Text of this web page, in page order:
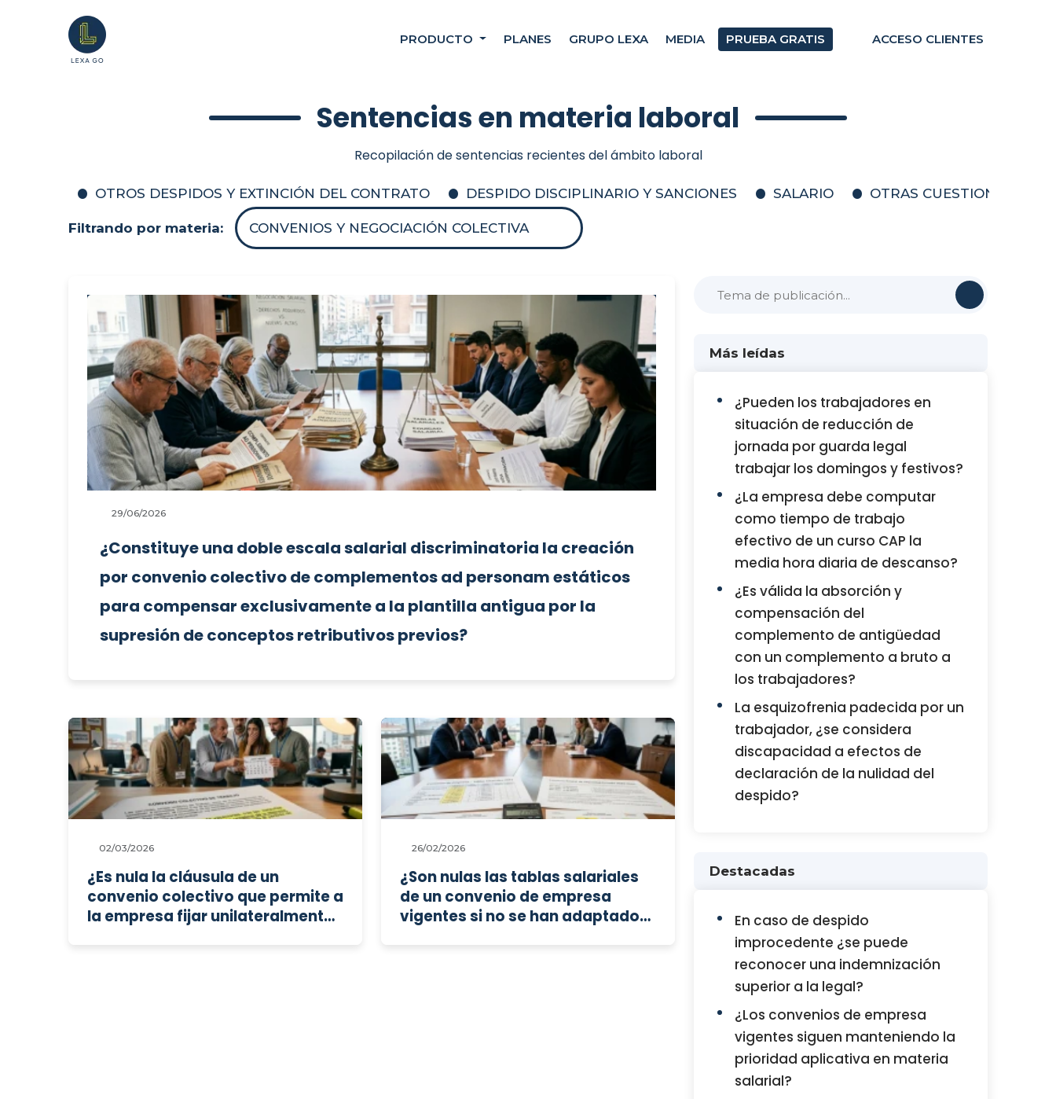
PRODUCTO PLANES GRUPO LEXA MEDIA PRUEBA GRATIS ACCESO CLIENTES
Sentencias en materia laboral
Recopilación de sentencias recientes del ámbito laboral
OTROS DESPIDOS Y EXTINCIÓN DEL CONTRATO DESPIDO DISCIPLINARIO Y SANCIONES SALARIO OTRAS CUESTIONES
Filtrando por materia: CONVENIOS Y NEGOCIACIÓN COLECTIVA
29/06/2026
¿Constituye una doble escala salarial discriminatoria la creación
por convenio colectivo de complementos ad personam estáticos
para compensar exclusivamente a la plantilla antigua por la
supresión de conceptos retributivos previos?
02/03/2026
¿Es nula la cláusula de un
convenio colectivo que permite a
la empresa fijar unilateralmente
26/02/2026
¿Son nulas las tablas salariales
de un convenio de empresa
vigentes si no se han adaptado
Más leídas
¿Pueden los trabajadores en
situación de reducción de
jornada por guarda legal
trabajar los domingos y festivos?
¿La empresa debe computar
como tiempo de trabajo
efectivo de un curso CAP la
media hora diaria de descanso?
¿Es válida la absorción y
compensación del
complemento de antigüedad
con un complemento a bruto a
los trabajadores?
La esquizofrenia padecida por un
trabajador, ¿se considera
discapacidad a efectos de
declaración de la nulidad del
despido?
Destacadas
En caso de despido
improcedente ¿se puede
reconocer una indemnización
superior a la legal?
¿Los convenios de empresa
vigentes siguen manteniendo la
prioridad aplicativa en materia
salarial?